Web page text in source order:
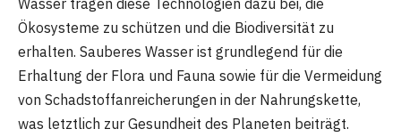
Ökosysteme zu schützen und die Biodiversität zu
erhalten. Sauberes Wasser ist grundlegend für die
Erhaltung der Flora und Fauna sowie für die Vermeidung
von Schadstoffanreicherungen in der Nahrungskette,
was letztlich zur Gesundheit des Planeten beiträgt.